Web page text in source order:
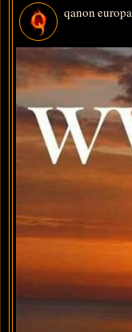
qanon europa